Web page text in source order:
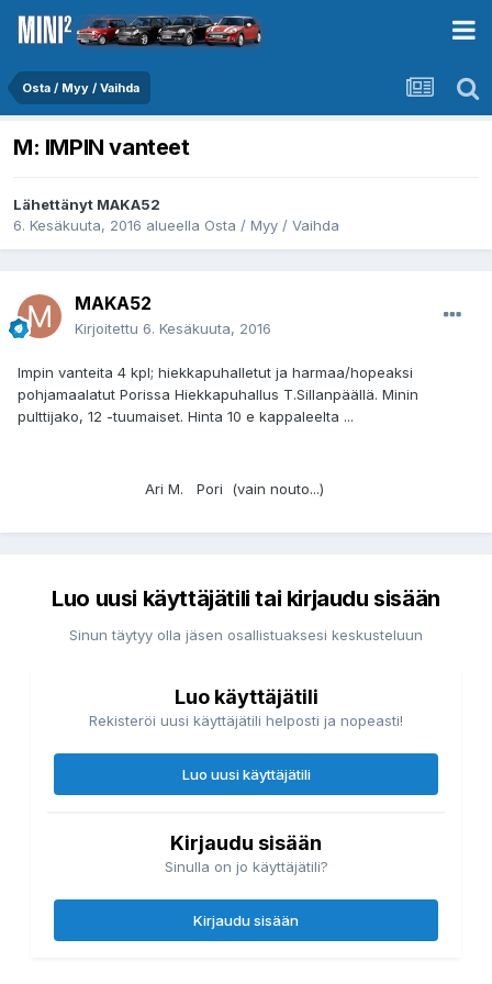
Osta / Myy / Vaihda
M: IMPIN vanteet
Lähettänyt MAKA52
6. Kesäkuuta, 2016 alueella Osta / Myy / Vaihda
MAKA52
Kirjoitettu 6. Kesäkuuta, 2016
Impin vanteita 4 kpl; hiekkapuhalletut ja harmaa/hopeaksi
pohjamaalatut Porissa Hiekkapuhallus T.Sillanpäällä. Minin
pulttijako, 12 -tuumaiset. Hinta 10 e kappaleelta ...
Ari M. Pori (vain nouto...)
Luo uusi käyttäjätili tai kirjaudu sisään
Sinun täytyy olla jäsen osallistuaksesi keskusteluun
Luo käyttäjätili
Rekisteröi uusi käyttäjätili helposti ja nopeasti!
Luo uusi käyttäjätili
Kirjaudu sisään
Sinulla on jo käyttäjätili?
Kirjaudu sisään